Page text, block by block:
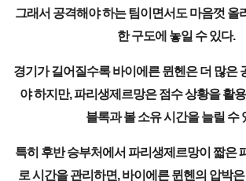
그래서 공격해야 하는 팀이면서도 마음껏 올
한 구도에 놓일 수 있다.
경기가 길어질수록 바이에른 뮌헨은 더 많은
야 하지만, 파리생제르망은 점수 상황을 활
블록과 볼 소유 시간을 늘릴 수
특히 후반 승부처에서 파리생제르망이 짧은
로 시간을 관리하면, 바이에른 뮌헨의 압박